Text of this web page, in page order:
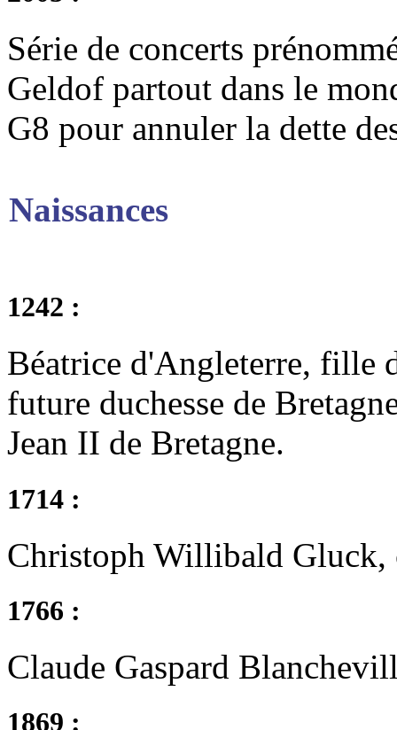
Série de concerts
Geldof partout dans le
G8 pour annuler la dette
Naissances
1242 :
Béatrice d'Angleterre, fille
future duchesse de
Jean II de Bretagne.
1714 :
Christoph Willibald Gluck,
1766 :
Claude Gaspard
1869 :